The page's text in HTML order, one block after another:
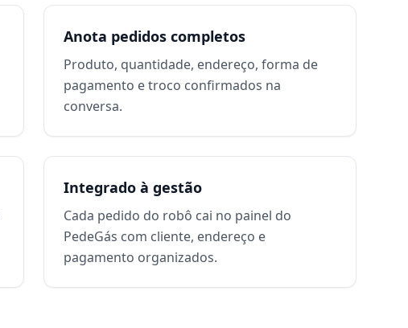
Anota pedidos completos
Produto, quantidade, endereço, forma de
pagamento e troco confirmados na
conversa.
Integrado à gestão
Cada pedido do robô cai no painel do
PedeGás com cliente, endereço e
pagamento organizados.